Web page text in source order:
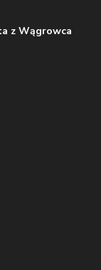
z Wągrowca